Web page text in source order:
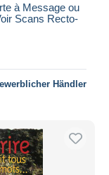
à Message ou
Scans Recto-
Händler